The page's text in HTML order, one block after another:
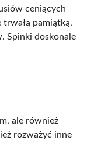
ceniących
trwałą pamiątką,
Spinki doskonale
ale również
rozważyć inne